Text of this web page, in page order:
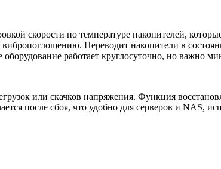
скорости по температуре накопителей,
Переводит накопители в
работает круглосуточно, но важно
или скачков напряжения. Функция
после сбоя, что удобно для серверов и NAS,